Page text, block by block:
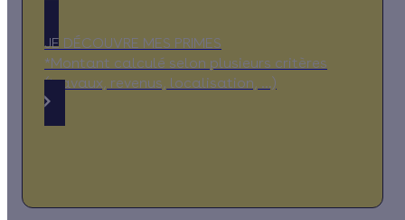
JE DÉCOUVRE MES PRIMES
*Montant calculé selon plusieurs critères
(travaux, revenus, localisation, …)